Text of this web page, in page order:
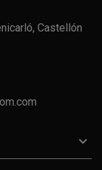
Castellón
